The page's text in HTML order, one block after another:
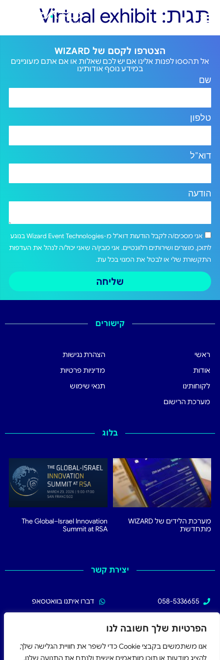
הפרטיות שלך חשובה לנו
אנו משתמשים בקבצי Cookie כדי לשפר את חוויית הגלישה שלך,
להציג מודעות או תוכן מותאמים אישית ולנתח את התנועה שלנו.
תגית: Virtual exhibit
הצטרפו לקסם של WIZARD
אל תהססו לפנות אלינו אם יש לכם שאלות או אם אתם מעוניינים
במידע נוסף אודותינו
שם
טלפון
דוא"ל
הודעה
אני מסכים/ה לקבל הודעות דוא"ל מ-Wizard Event Technologies בנוגע
לתוכן, מוצרים ושירותים רלוונטיים. אני מבין/ה שאני יכול/ה לנהל את העדפות
התקשורת שלי או לבטל את המנוי בכל עת.
שליחה
קישורים
ראשי
אודות
לקוחותינו
מערכת הרישום
הצהרת נגישות
מדיניות פרטיות
תנאי שימוש
בלוג
מערכת הלידים של WIZARD
מתחדשת
The Global–Israel Innovation
Summit at RSA
יצירת קשר
058-5336655
דברו איתנו בוואטסאפ